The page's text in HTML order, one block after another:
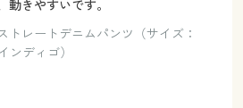
きやすいです。
トレートデニムパンツ（サイズ：
ディゴ）